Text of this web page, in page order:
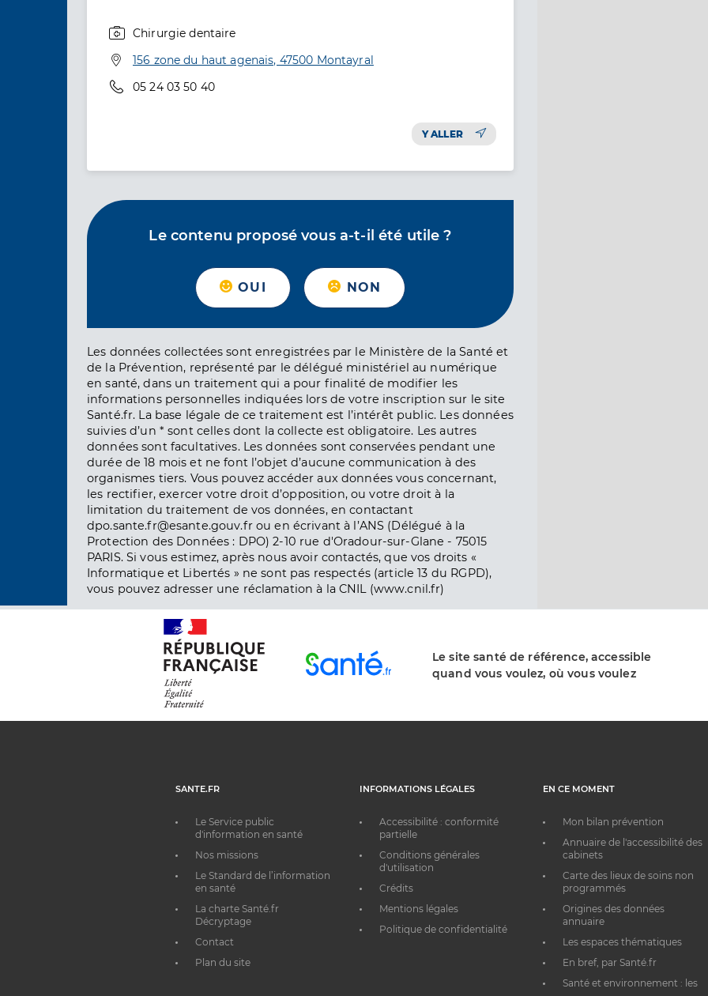
Chirurgie dentaire
Adresse
156 zone du haut agenais, 47500 Montayral
Téléphone
05 24 03 50 40
Y ALLER
Le contenu proposé vous a-t-il été utile ?
OUI NON
Les données collectées sont enregistrées par le Ministère de la Santé et
de la Prévention, représenté par le délégué ministériel au numérique
en santé, dans un traitement qui a pour finalité de modifier les
informations personnelles indiquées lors de votre inscription sur le site
Santé.fr. La base légale de ce traitement est l’intérêt public. Les données
suivies d’un * sont celles dont la collecte est obligatoire. Les autres
données sont facultatives. Les données sont conservées pendant une
durée de 18 mois et ne font l’objet d’aucune communication à des
organismes tiers. Vous pouvez accéder aux données vous concernant,
les rectifier, exercer votre droit d’opposition, ou votre droit à la
limitation du traitement de vos données, en contactant
dpo.sante.fr@esante.gouv.fr ou en écrivant à l’ANS (Délégué à la
Protection des Données : DPO) 2-10 rue d'Oradour-sur-Glane - 75015
PARIS. Si vous estimez, après nous avoir contactés, que vos droits «
Informatique et Libertés » ne sont pas respectés (article 13 du RGPD),
vous pouvez adresser une réclamation à la CNIL (www.cnil.fr)
Le site santé de référence, accessible
quand vous voulez, où vous voulez
SANTE.FR
Le Service public
d'information en santé
Nos missions
Le Standard de l’information
en santé
La charte Santé.fr
Décryptage
Contact
Plan du site
INFORMATIONS LÉGALES
Accessibilité : conformité
partielle
Conditions générales
d'utilisation
Crédits
Mentions légales
Politique de confidentialité
EN CE MOMENT
Mon bilan prévention
Annuaire de l'accessibilité des
cabinets
Carte des lieux de soins non
programmés
Origines des données
annuaire
Les espaces thématiques
En bref, par Santé.fr
Santé et environnement : les